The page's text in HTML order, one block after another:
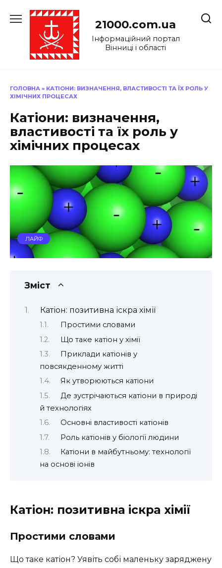
до
21000.com.ua
Інформаційний портал
Вінниці і області
ГОЛОВНА » КАТІОНИ: ВИЗНАЧЕННЯ, ВЛАСТИВОСТІ ТА ЇХ РОЛЬ У
ХІМІЧНИХ ПРОЦЕСАХ
Катіони: визначення,
властивості та їх роль у
хімічних процесах
ЛАЙФ
Зміст
Катіон: позитивна іскра хімії
Простими словами
Що таке катіон у хімії
Приклади катіонів у
повсякденному житті
Як утворюються катіони
Де зустрічаються катіони в природі
й технологіях
Основні властивості катіонів
Роль катіонів у біології людини
Катіони в майбутньому: технології
на основі іонів
Катіон: позитивна іскра хімії
Простими словами
Що таке катіон? Уявіть собі маленьку заряджену